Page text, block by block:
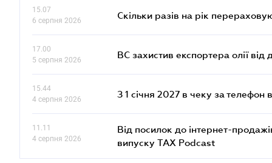
15.07
6 серпня 2026
Скільки разів на рік
17.00
5 серпня 2026
ВС захистив експортера олії
15.44
4 серпня 2026
З 1 січня 2027 в чеку за телефон
11.11
4 серпня 2026
Від посилок до інтернет-
випуску TAX Podcast